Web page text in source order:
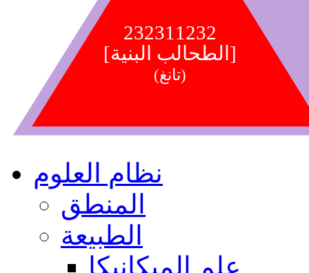
232311232
[الطحالب البنية]
(تانغ)
نظام العلوم
المنطق
الطبيعة
علم الميكانيكا